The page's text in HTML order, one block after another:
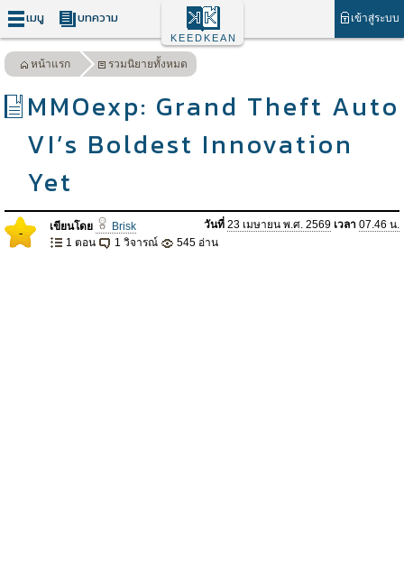
เมนู บทความ เข้าสู่ระบบ
KEEDKEAN
หน้าแรก รวมนิยายทั้งหมด
MMOexp: Grand Theft Auto
VI’s Boldest Innovation
Yet
- เขียนโดย Brisk วันที่ 23 เมษายน พ.ศ. 2569 เวลา 07.46 น.
1 ตอน
1 วิจารณ์ 545 อ่าน